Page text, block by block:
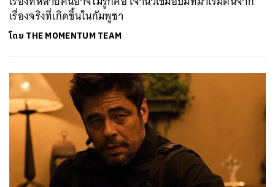
เรื่องจริงที่เกิดขึ้นในกัมพูชา
โดย THE MOMENTUM TEAM